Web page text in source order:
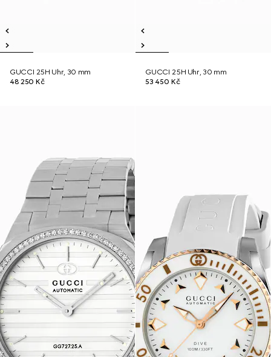
GUCCI 25H Uhr, 30 mm
48 250 Kč
GUCCI 25H Uhr, 30 mm
53 450 Kč